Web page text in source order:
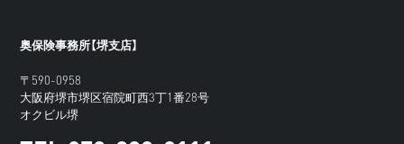
奥保険事務所【堺支店】
〒590-0958
大阪府堺市堺区宿院町西3丁1番28号
オクビル堺